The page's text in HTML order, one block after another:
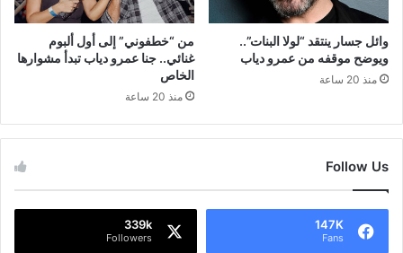
وائل جسار ينتقد “لولا البنات”..
ويوضح موقفه من عمرو دياب
منذ 20 ساعة
من “خطفوني” إلى أول ألبوم
غنائي.. جنا عمرو دياب تبدأ مشوارها
الخاص
منذ 20 ساعة
Follow Us
147K
Fans
339k
Followers